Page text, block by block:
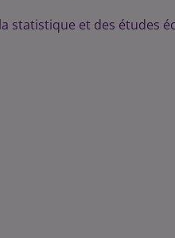
et des études